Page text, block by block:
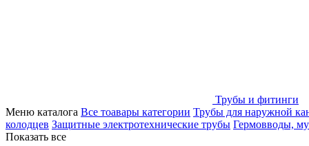
Трубы и фитинги
Меню каталога Все тоавары категории Трубы для наружной
колодцев Защитные электротехнические трубы Гермовводы,
Показать все